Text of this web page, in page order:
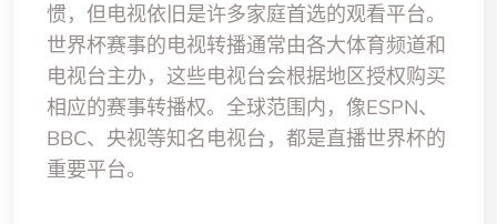
惯，但电视依旧是许多家庭首选的观看平台。
世界杯赛事的电视转播通常由各大体育频道和
电视台主办，这些电视台会根据地区授权购买
相应的赛事转播权。全球范围内，像ESPN、
BBC、央视等知名电视台，都是直播世界杯的
重要平台。